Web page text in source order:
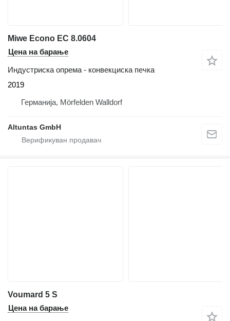
Miwe Econo EC 8.0604
Цена на барање
Индустриска опрема - конвекциска печка
2019
Германија, Mörfelden Walldorf
Altuntas GmbH
Voumard 5 S
Цена на барање